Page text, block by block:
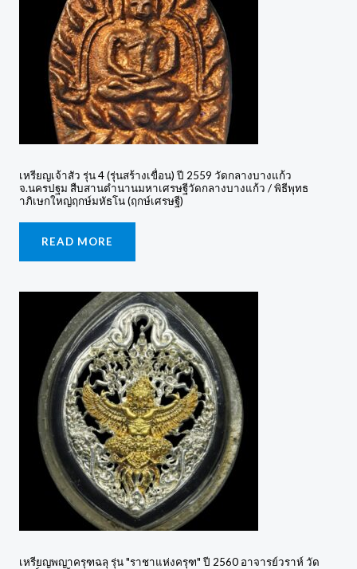
เหรียญเจ้าสัว รุ่น 4 (รุ่นสร้างเขื่อน) ปี 2559 วัดกลางบางแก้ว
จ.นครปฐม สืบสานตำนานมหาเศรษฐีวัดกลางบางแก้ว / พิธีพุทธ
าภิเษกใหญ่ฤกษ์มหัธโน (ฤกษ์เศรษฐี)
READ MORE
เหรียญพญาครุฑฉลุ รุ่น "ราชาแห่งครุฑ" ปี 2560 อาจารย์วราห์ วัด